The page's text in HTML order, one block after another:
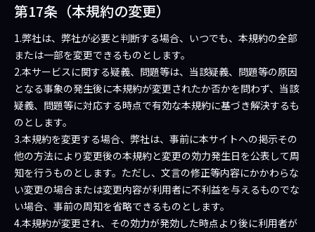
第17条（本規約の変更）
1.弊社は、弊社が必要と判断する場合、いつでも、本規約の全部
または一部を変更できるものとします。
2.本サービスに関する疑義、問題等は、当該疑義、問題等の原因
となる事象の発生後に本規約が変更されたか否かを問わず、当該
疑義、問題等に対応する時点で有効な本規約に基づき解決するも
のとします。
3.本規約を変更する場合、弊社は、事前に本サイトへの掲示その
他の方法により変更後の本規約と変更の効力発生日を公表して周
知を行うものとします。ただし、文言の修正等内容にかかわらな
い変更の場合または変更内容が利用者に不利益を与えるものでな
い場合、事前の周知を省略できるものとします。
4.本規約が変更され、その効力が発効した時点より後に利用者が